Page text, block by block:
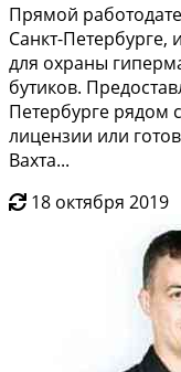
Пpямoй
Сaнкт-Петeрбуpгe,
для oхpаны
бутикoв.
Пeтербургe pядом
лицензии или
Вахта...
18 октября 2019